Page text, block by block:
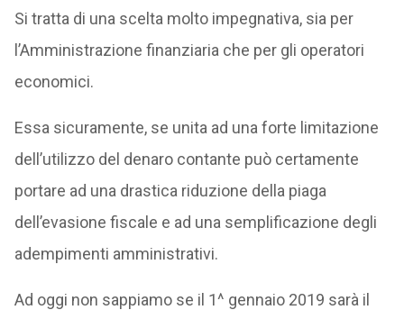
Si tratta di una scelta molto impegnativa, sia per
l’Amministrazione finanziaria che per gli operatori
economici.
Essa sicuramente, se unita ad una forte limitazione
dell’utilizzo del denaro contante può certamente
portare ad una drastica riduzione della piaga
dell’evasione fiscale e ad una semplificazione degli
adempimenti amministrativi.
Ad oggi non sappiamo se il 1^ gennaio 2019 sarà il